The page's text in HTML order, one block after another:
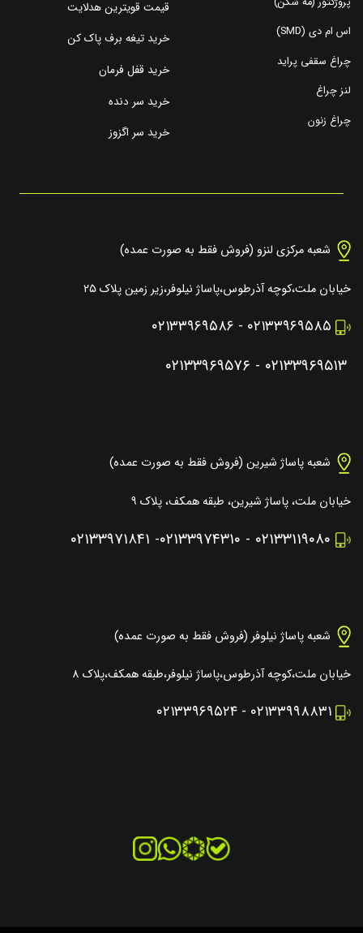
اس ام دی (SMD)
چراغ سقفی پراید
لنز چراغ
چراغ زنون
قیمت قویترین هدلایت
خرید تیغه برف پاک کن
خرید قفل فرمان
خرید سر دنده
خرید سر اگزوز
شعبه مرکزی لنزو (فروش فقط به صورت عمده)
خیابان ملت،کوچه آذرطوس،پاساژ نیلوفر،زیر زمین پلاک ۲۵
۰۲۱۳۳۹۶۹۵۸۵ - ۰۲۱۳۳۹۶۹۵۸۶
۰۲۱۳۳۹۶۹۵۱۳ - ۰۲۱۳۳۹۶۹۵۷۶
شعبه پاساژ شیرین (فروش فقط به صورت عمده)
خیابان ملت، پاساژ شیرین، طبقه همکف، پلاک ۹
۰۲۱۳۳۱۱۹۰۸۰ - ۰۲۱۳۳۹۷۴۳۱۰- ۰۲۱۳۳۹۷۱۸۴۱
شعبه پاساژ نیلوفر (فروش فقط به صورت عمده)
خیابان ملت،کوچه آذرطوس،پاساژ نیلوفر،طبقه همکف،پلاک ۸
۰۲۱۳۳۹۹۸۸۳۱ - ۰۲۱۳۳۹۶۹۵۲۴